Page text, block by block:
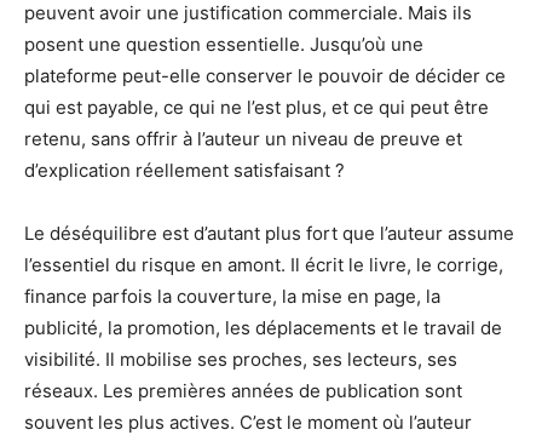
peuvent avoir une justification commerciale. Mais ils
posent une question essentielle. Jusqu’où une
plateforme peut-elle conserver le pouvoir de décider ce
qui est payable, ce qui ne l’est plus, et ce qui peut être
retenu, sans offrir à l’auteur un niveau de preuve et
d’explication réellement satisfaisant ?
Le déséquilibre est d’autant plus fort que l’auteur assume
l’essentiel du risque en amont. Il écrit le livre, le corrige,
finance parfois la couverture, la mise en page, la
publicité, la promotion, les déplacements et le travail de
visibilité. Il mobilise ses proches, ses lecteurs, ses
réseaux. Les premières années de publication sont
souvent les plus actives. C’est le moment où l’auteur